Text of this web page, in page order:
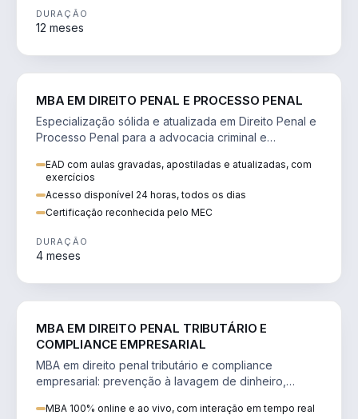
DURAÇÃO
12 meses
MBA EM DIREITO PENAL E PROCESSO PENAL
Especialização sólida e atualizada em Direito Penal e
Processo Penal para a advocacia criminal e
EAD com aulas gravadas, apostiladas e atualizadas, com
exercícios
Acesso disponível 24 horas, todos os dias
Certificação reconhecida pelo MEC
DURAÇÃO
4 meses
MBA EM DIREITO PENAL TRIBUTÁRIO E
COMPLIANCE EMPRESARIAL
MBA em direito penal tributário e compliance
empresarial: prevenção à lavagem de dinheiro,
MBA 100% online e ao vivo, com interação em tempo real